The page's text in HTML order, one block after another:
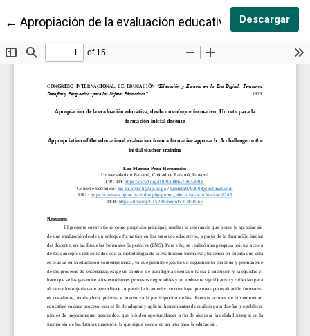
← Volver a los detalles del artículo
Apropiación de la evaluación educativa, desde un
Descargar